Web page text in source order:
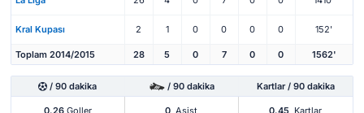
Kral Kupası 2 1 0 0 0 0 152'
Toplam 2014/2015 28 5 0 7 0 0 1562'
/ 90 dakika / 90 dakika Kartlar / 90 dakika
0.26Goller 0 Asist 0.45 Kartlar